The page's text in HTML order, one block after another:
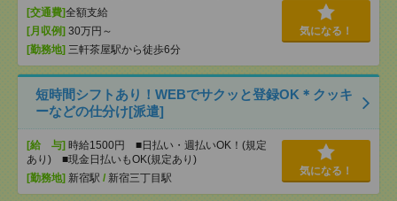
[交通費]全額支給
[月収例] 30万円～
[勤務地] 三軒茶屋駅から徒歩6分
気になる！
短時間シフトあり！WEBでサクッと登録OK＊クッキ
ーなどの仕分け[派遣]
[給 与] 時給1500円 ■日払い・週払いOK！(規定
あり) ■現金日払いもOK(規定あり)
[勤務地] 新宿駅 / 新宿三丁目駅
気になる！